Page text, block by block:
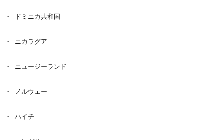
ドミニカ共和国
ニカラグア
ニュージーランド
ノルウェー
ハイチ